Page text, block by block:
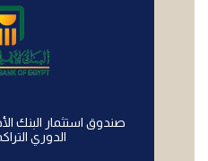
صندوق استثمار البنك
الدوري